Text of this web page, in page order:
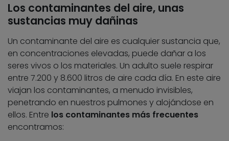
Los contaminantes del aire, unas
sustancias muy dañinas
Un contaminante del aire es cualquier sustancia que,
en concentraciones elevadas, puede dañar a los
seres vivos o los materiales. Un adulto suele respirar
entre 7.200 y 8.600 litros de aire cada día. En este aire
viajan los contaminantes, a menudo invisibles,
penetrando en nuestros pulmones y alojándose en
ellos. Entre los contaminantes más frecuentes
encontramos: